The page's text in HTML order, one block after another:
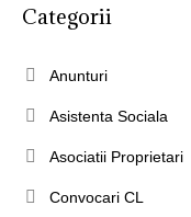
Categorii
Anunturi
Asistenta Sociala
Asociatii Proprietari
Convocari CL